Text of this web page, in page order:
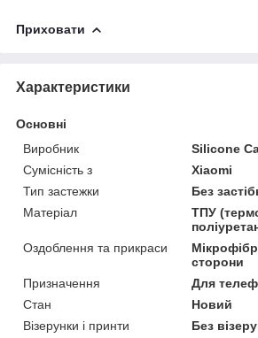
Приховати
Характеристики
Основні
Виробник
Silicone
Сумісність з
Xiaomi
Тип застежки
Без
Матеріал
ТПУ
Оздоблення та прикраси
сторони
Призначення
Для
Стан
Новий
Візерунки і принти
Без